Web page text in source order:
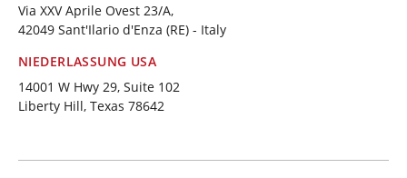
Via XXV Aprile Ovest 23/A,
42049 Sant'Ilario d'Enza (RE) - Italy
NIEDERLASSUNG USA
14001 W Hwy 29, Suite 102
Liberty Hill, Texas 78642